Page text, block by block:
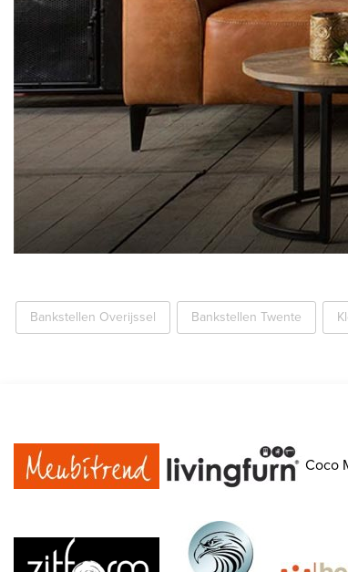
Bankstellen Overijssel Bankstellen Twente
Coco